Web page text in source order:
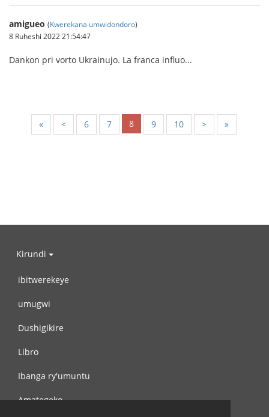
amigueo (Kwerekana umwidondoro)
8 Ruheshi 2022 21:54:47
Dankon pri vorto Ukrainujo. La franca influo...
« < 6 7 8 9 10 > »
Kirundi
ibitwerekeye
umugwi
Dushigikire
Libro
Ibanga ry'umuntu
Amategeko